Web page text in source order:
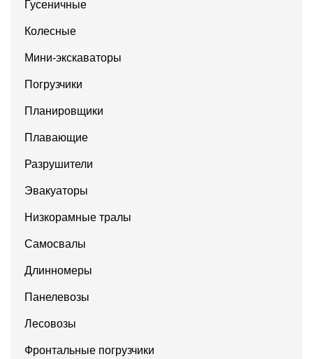
Гусеничные
Колесные
Мини-экскаваторы
Погрузчики
Планировщики
Плавающие
Разрушители
Эвакуаторы
Низкорамные тралы
Самосвалы
Длинномеры
Панелевозы
Лесовозы
Фронтальные погрузчики